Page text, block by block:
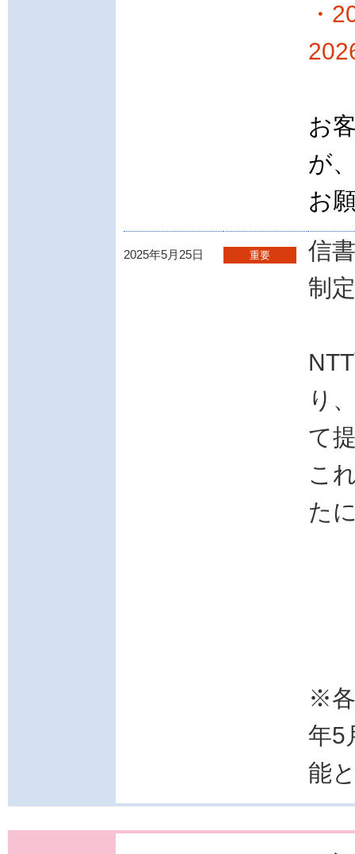
・
お
が
お
2025年5月25日 重要
信
制
り
て
こ
た
※各
年5
能